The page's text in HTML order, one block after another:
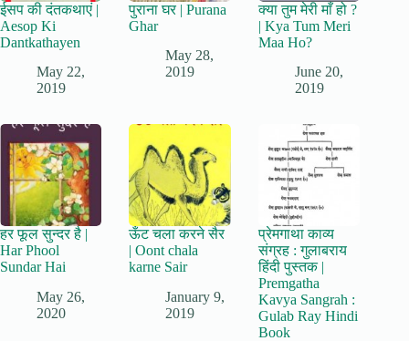
ईसप की दंतकथाएं |
Aesop Ki
Dantkathayen
May 22,
2019
पुराना घर | Purana
Ghar
May 28,
2019
क्या तुम मेरी माँ हो ?
| Kya Tum Meri
Maa Ho?
June 20,
2019
हर फूल सुन्दर है |
Har Phool
Sundar Hai
May 26,
2020
ऊँट चला करने सैर
| Oont chala
karne Sair
January 9,
2019
प्रेमगाथा काव्य
संग्रह : गुलाबराय
हिंदी पुस्तक |
Premgatha
Kavya Sangrah :
Gulab Ray Hindi
Book